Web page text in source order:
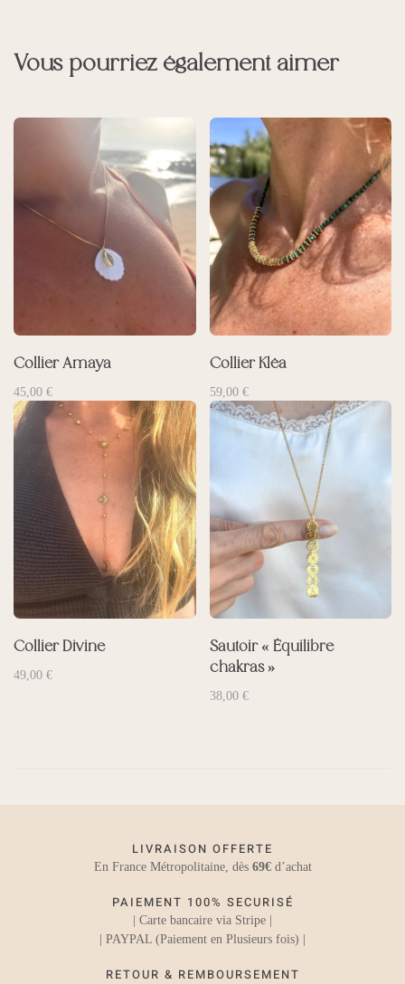
Vous pourriez également aimer
Collier Amaya
45,00 €
Collier Kléa
59,00 €
Collier Divine
49,00 €
Sautoir « Équilibre
chakras »
38,00 €
LIVRAISON OFFERTE
En France Métropolitaine, dès 69€d’achat
PAIEMENT 100% SECURISÉ
| Carte bancaire via Stripe |
| PAYPAL (Paiement en Plusieurs fois) |
RETOUR & REMBOURSEMENT